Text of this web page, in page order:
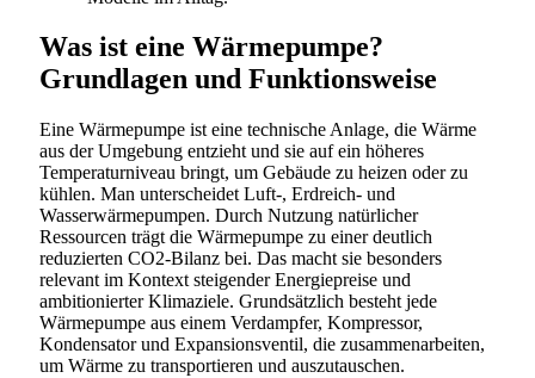
Was ist eine Wärmepumpe?
Grundlagen und Funktionsweise
Eine Wärmepumpe ist eine technische Anlage, die Wärme
aus der Umgebung entzieht und sie auf ein höheres
Temperaturniveau bringt, um Gebäude zu heizen oder zu
kühlen. Man unterscheidet Luft-, Erdreich- und
Wasserwärmepumpen. Durch Nutzung natürlicher
Ressourcen trägt die Wärmepumpe zu einer deutlich
reduzierten CO2-Bilanz bei. Das macht sie besonders
relevant im Kontext steigender Energiepreise und
ambitionierter Klimaziele. Grundsätzlich besteht jede
Wärmepumpe aus einem Verdampfer, Kompressor,
Kondensator und Expansionsventil, die zusammenarbeiten,
um Wärme zu transportieren und auszutauschen.